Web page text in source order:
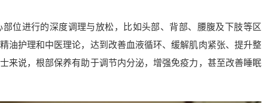
位进行的深度调理与放松，比如头部、背部、腰腹及下肢等区
油护理和中医理论，达到改善血液循环、缓解肌肉紧张、提升整
来说，根部保养有助于调节内分泌，增强免疫力，甚至改善睡眠